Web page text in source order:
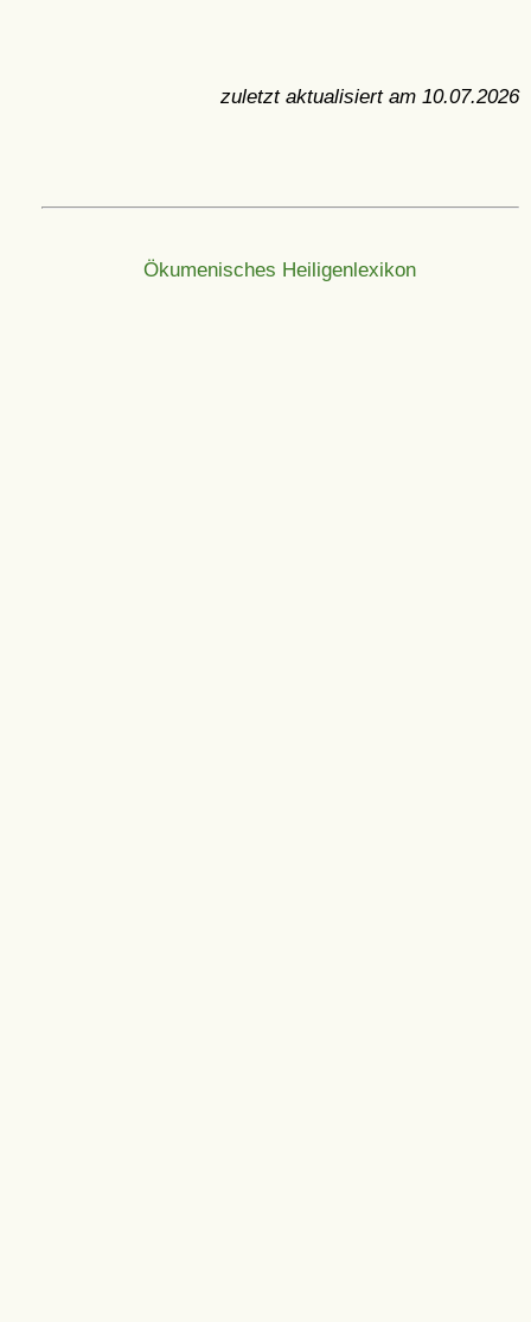
zuletzt aktualisiert am 10.07.2026
Ökumenisches Heiligenlexikon